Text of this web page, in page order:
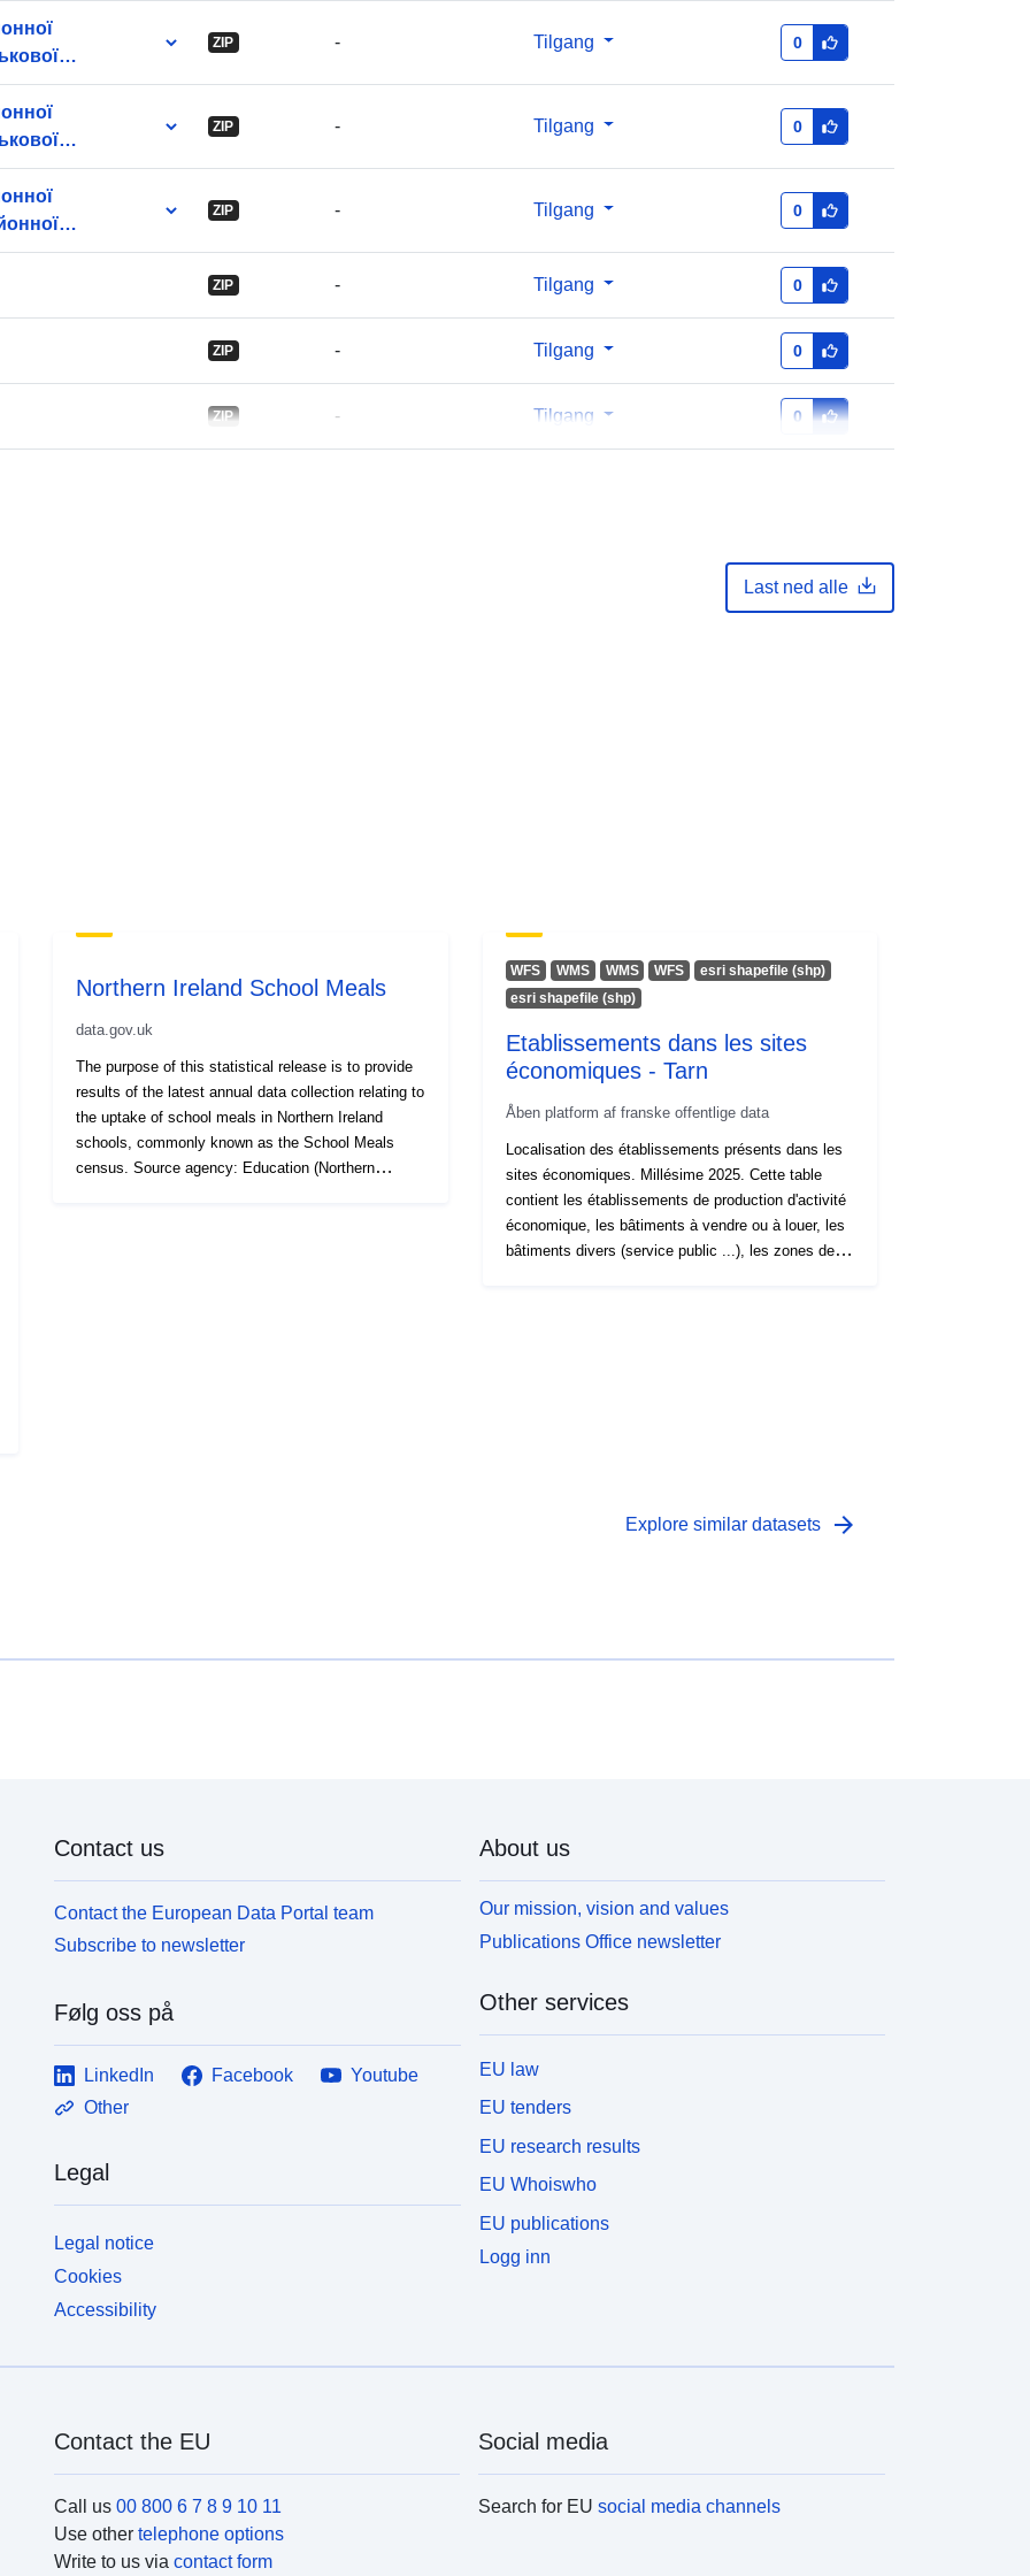
ZIP - Tilgang 0
ZIP - Tilgang 0
року
ZIP - Tilgang 0
ZIP - Tilgang 0
ZIP - Tilgang 0
ZIP - Tilgang 0
Last ned alle
http://data.europa.eu/88u/dataset/b6
5b5ecd-2f68-4994-9242-
1.0
Northern Ireland School Meals
data.gov.uk
The purpose of this statistical release is to provide
results of the latest annual data collection relating to
the uptake of school meals in Northern Ireland
schools, commonly known as the School Meals
census. Source agency: Education (Northern
WFS WMS WMS WFS
esri shapefile (shp)
esri shapefile (shp)
Etablissements dans les sites
économiques - Tarn
Åben platform af franske offentlige data
Localisation des établissements présents dans les
sites économiques. Millésime 2025. Cette table
contient les établissements de production d'activité
économique, les bâtiments à vendre ou à louer, les
bâtiments divers (service public ...), les zones de
Explore similar datasets arrow_forward
Contact us
Contact the European Data Portal team
Subscribe to newsletter
Følg oss på
LinkedIn Facebook
Youtube
Other
Legal
Legal notice
Cookies
Accessibility
About us
Our mission, vision and values
Publications Office newsletter
Other services
EU law
EU tenders
EU research results
EU Whoiswho
EU publications
Logg inn
Contact the EU
Call us 00 800 6 7 8 9 10 11
Use other telephone options
Write to us via contact form
Social media
Search for EUsocial media channels